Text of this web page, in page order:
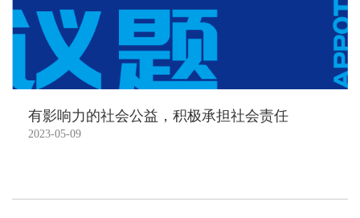
有影响力的社会公益，积极承担社会责任
2023-05-09